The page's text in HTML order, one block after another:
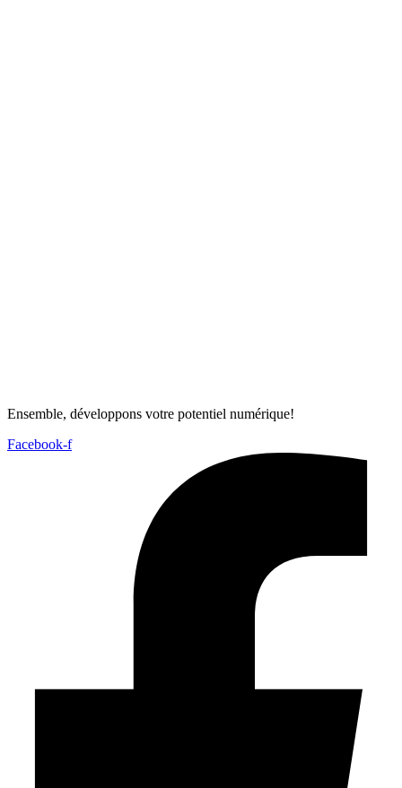
Ensemble, développons votre potentiel numérique!
Facebook-f